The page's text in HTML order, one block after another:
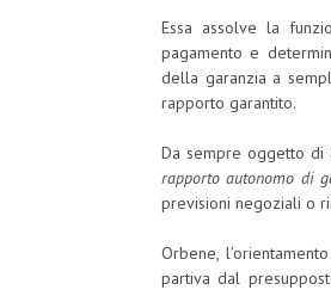
Essa assolve la
pagamento e
della garanzia a
rapporto garantito.
Da sempre oggetto di
rapporto autonomo di
previsioni negoziali o
Orbene,
partiva dal